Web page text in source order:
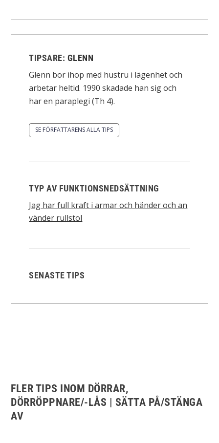
TIPSARE: GLENN
Glenn bor ihop med hustru i lägenhet och
arbetar heltid. 1990 skadade han sig och
har en paraplegi (Th 4).
SE FÖRFATTARENS ALLA TIPS
TYP AV FUNKTIONSNEDSÄTTNING
Jag har full kraft i armar och händer och an
vänder rullstol
SENASTE TIPS
FLER TIPS INOM DÖRRAR,
DÖRRÖPPNARE/-LÅS | SÄTTA PÅ/STÄNGA
AV